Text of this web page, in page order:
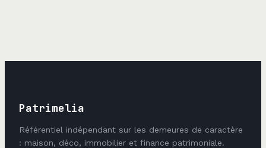
Patrimelia
Référentiel indépendant sur les demeures de caractère
: maison, déco, immobilier et finance patrimoniale.